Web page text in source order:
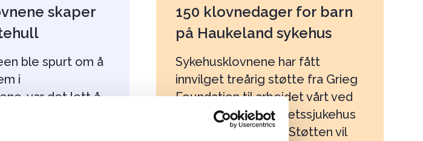
skaper
ble spurt om å
i
var det lett å
150 klovnedager for barn
på Haukeland sykehus
Sykehusklovnene har fått
innvilget treårig støtte fra Grieg
Foundation til arbeidet vårt ved
Haukeland universitetssjukehus
de neste tre årene. Støtten vil